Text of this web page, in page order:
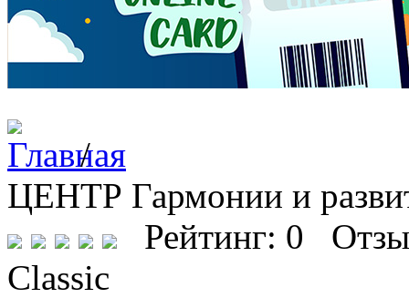
/
ЦЕНТР Гармонии и
Рейтинг: 0
Classic